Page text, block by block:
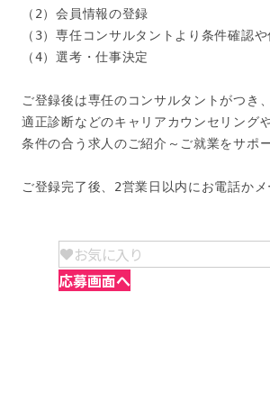
（2）会員情報の登録
（3）専任コンサルタントより条件確認
（4）選考・仕事決定
ご登録後は専任のコンサルタントがつき、
適正診断などのキャリアカウンセリングや
条件の合う求人のご紹介～ご就業をサポ
ご登録完了後、2営業日以内にお電話か
お気に入り
応募画面へ